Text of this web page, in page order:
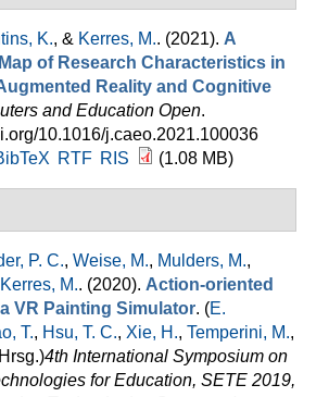
K., & Kerres, M.. (2021). A
of Research Characteristics in
Reality and Cognitive
and Education Open.
10.1016/j.caeo.2021.100036
RTF RIS (1.08 MB)
P. C., Weise, M., Mulders, M.,
Kerres, M.. (2020). Action-oriented
VR Painting Simulator. (E.
T., Hsu, T. C., Xie, H., Temperini, M.,
)4th International Symposium on
for Education, SETE 2019,